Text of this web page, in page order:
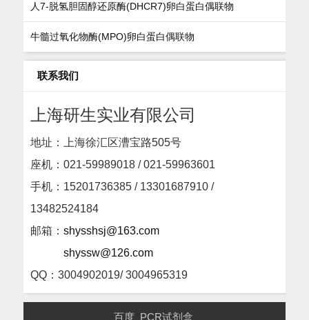
人7-脱氢胆固醇还原酶(DHCR7)卵白蛋白偶联物
牛髓过氧化物酶(MPO)卵白蛋白偶联物
联系我们
上海研生实业有限公司
地址：上海徐汇区漕宝路505号
座机： 021-59989018 / 021-59963601
手机：15201736385 / 13301687910 /
13482524184
邮箱： shysshsj@163.com
shyssw@126.com
QQ：3004902019/ 3004965319
百度 PCR试剂盒